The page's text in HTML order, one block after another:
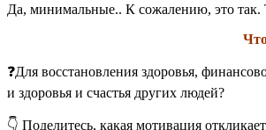
Да, минимальные.. К сожалению, это так.
❓Для восстановления здоровья,
и здоровья и счастья других людей?
👇 Поделитесь, какая мотивация